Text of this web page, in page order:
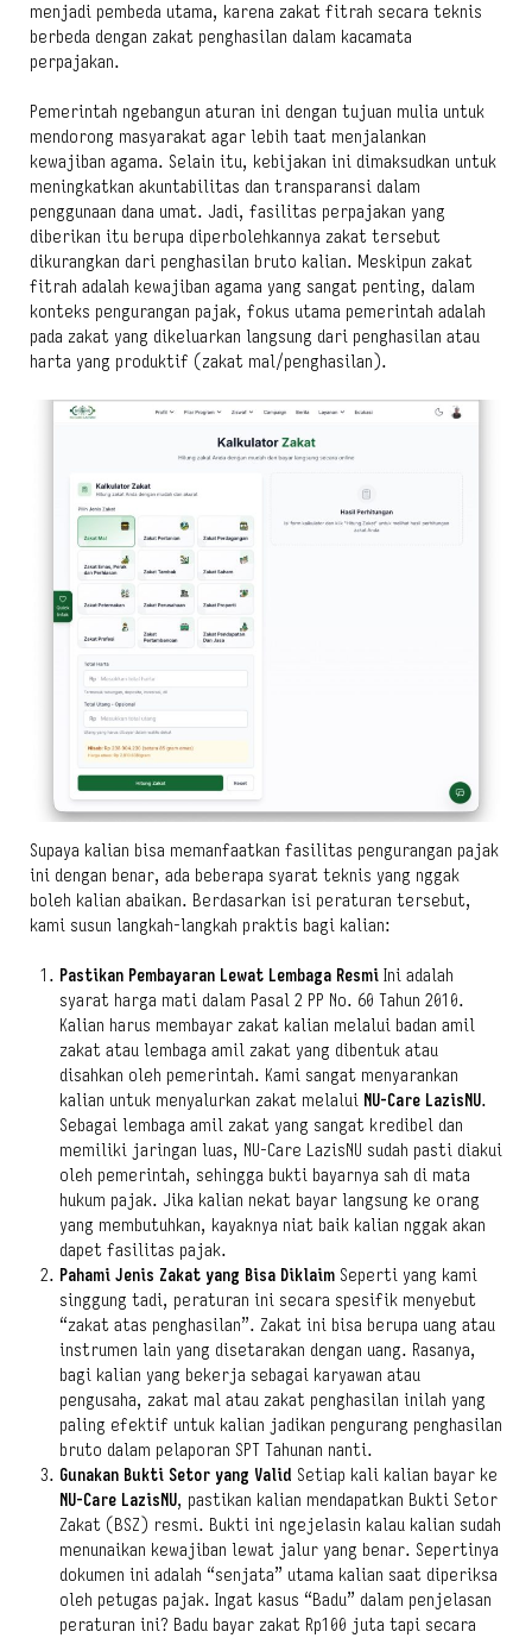
menjadi pembeda utama, karena zakat fitrah secara teknis
berbeda dengan zakat penghasilan dalam kacamata
perpajakan.
Pemerintah ngebangun aturan ini dengan tujuan mulia untuk
mendorong masyarakat agar lebih taat menjalankan
kewajiban agama. Selain itu, kebijakan ini dimaksudkan untuk
meningkatkan akuntabilitas dan transparansi dalam
penggunaan dana umat. Jadi, fasilitas perpajakan yang
diberikan itu berupa diperbolehkannya zakat tersebut
dikurangkan dari penghasilan bruto kalian. Meskipun zakat
fitrah adalah kewajiban agama yang sangat penting, dalam
konteks pengurangan pajak, fokus utama pemerintah adalah
pada zakat yang dikeluarkan langsung dari penghasilan atau
harta yang produktif (zakat mal/penghasilan).
Supaya kalian bisa memanfaatkan fasilitas pengurangan pajak
ini dengan benar, ada beberapa syarat teknis yang nggak
boleh kalian abaikan. Berdasarkan isi peraturan tersebut,
kami susun langkah-langkah praktis bagi kalian:
Pastikan Pembayaran Lewat Lembaga Resmi Ini adalah
syarat harga mati dalam Pasal 2 PP No. 60 Tahun 2010.
Kalian harus membayar zakat kalian melalui badan amil
zakat atau lembaga amil zakat yang dibentuk atau
disahkan oleh pemerintah. Kami sangat menyarankan
kalian untuk menyalurkan zakat melalui NU-Care LazisNU.
Sebagai lembaga amil zakat yang sangat kredibel dan
memiliki jaringan luas, NU-Care LazisNU sudah pasti diakui
oleh pemerintah, sehingga bukti bayarnya sah di mata
hukum pajak. Jika kalian nekat bayar langsung ke orang
yang membutuhkan, kayaknya niat baik kalian nggak akan
dapet fasilitas pajak.
Pahami Jenis Zakat yang Bisa Diklaim Seperti yang kami
singgung tadi, peraturan ini secara spesifik menyebut
“zakat atas penghasilan”. Zakat ini bisa berupa uang atau
instrumen lain yang disetarakan dengan uang. Rasanya,
bagi kalian yang bekerja sebagai karyawan atau
pengusaha, zakat mal atau zakat penghasilan inilah yang
paling efektif untuk kalian jadikan pengurang penghasilan
bruto dalam pelaporan SPT Tahunan nanti.
Gunakan Bukti Setor yang Valid Setiap kali kalian bayar ke
NU-Care LazisNU, pastikan kalian mendapatkan Bukti Setor
Zakat (BSZ) resmi. Bukti ini ngejelasin kalau kalian sudah
menunaikan kewajiban lewat jalur yang benar. Sepertinya
dokumen ini adalah “senjata” utama kalian saat diperiksa
oleh petugas pajak. Ingat kasus “Badu” dalam penjelasan
peraturan ini? Badu bayar zakat Rp100 juta tapi secara